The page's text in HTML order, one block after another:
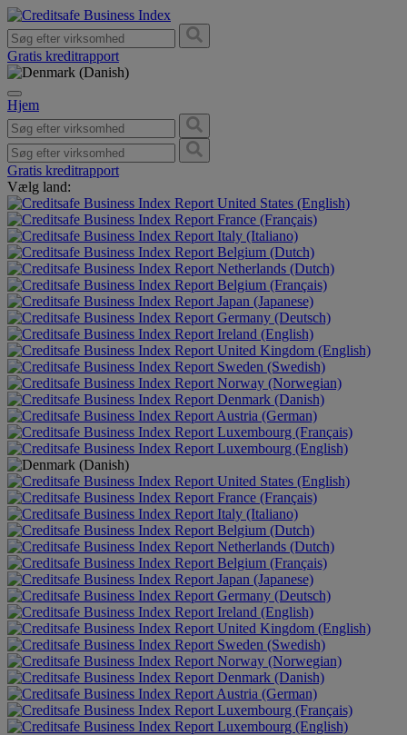
Gratis kreditrapport
Hjem
Gratis kreditrapport
Vælg land:
United States (English)
France (Français)
Italy (Italiano)
Belgium (Dutch)
Netherlands (Dutch)
Belgium (Français)
Japan (Japanese)
Germany (Deutsch)
Ireland (English)
United Kingdom (English)
Sweden (Swedish)
Norway (Norwegian)
Denmark (Danish)
Austria (German)
Luxembourg (Français)
Luxembourg (English)
United States (English)
France (Français)
Italy (Italiano)
Belgium (Dutch)
Netherlands (Dutch)
Belgium (Français)
Japan (Japanese)
Germany (Deutsch)
Ireland (English)
United Kingdom (English)
Sweden (Swedish)
Norway (Norwegian)
Denmark (Danish)
Austria (German)
Luxembourg (Français)
Luxembourg (English)